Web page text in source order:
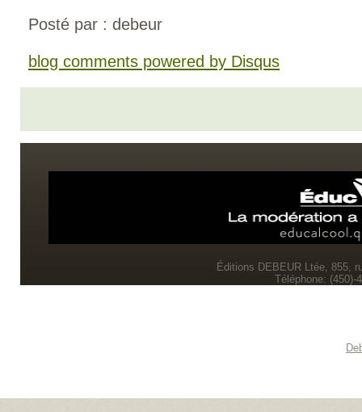
Posté par : debeur
blog comments powered by Disqus
Éditions DEBEUR Ltée, 855,
Téléphone: (450)-